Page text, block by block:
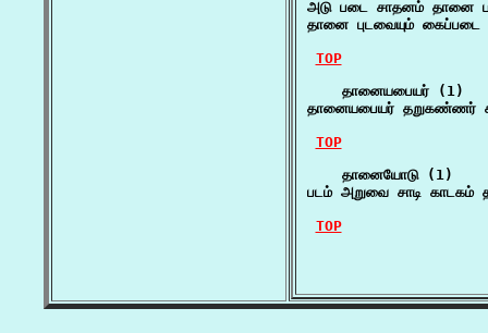
அடு படை சாதனம் தானை
தானை புடவையும் கைப்படை
TOP
    தானையபையர் (1)
தானையபையர் தறுகண்ணர்
TOP
    தானையோடு (1)
படம் அறுவை சாடி
TOP